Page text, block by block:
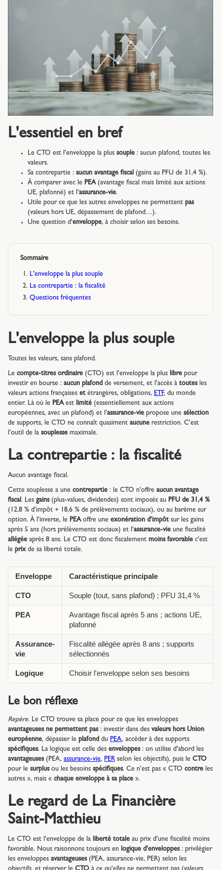
L'essentiel en bref
Le CTO est l'enveloppe la plus souple : aucun plafond, toutes les
valeurs.
Sa contrepartie : aucun avantage fiscal (gains au PFU de 31,4 %).
À comparer avec le PEA(avantage fiscal mais limité aux actions
UE, plafonné) et l'assurance-vie.
Utile pour ce que les autres enveloppes ne permettent pas
(valeurs hors UE, dépassement de plafond…).
Une question d'enveloppe, à choisir selon ses besoins.
Sommaire
L'enveloppe la plus souple
La contrepartie : la fiscalité
Questions fréquentes
L'enveloppe la plus souple
Toutes les valeurs, sans plafond.
Le compte-titres ordinaire (CTO) est l'enveloppe la plus libre pour
investir en bourse : aucun plafond de versement, et l'accès à toutesles
valeurs actions françaises etétrangères, obligations, ETF, du monde
entier. Là où le PEAest limité (essentiellement aux actions
européennes, avec un plafond) et l'assurance-vie propose une sélection
de supports, le CTO ne connaît quasiment aucune restriction. C'est
l'outil de la souplesse maximale.
La contrepartie : la fiscalité
Aucun avantage fiscal.
Cette souplesse a une contrepartie : le CTO n'offre aucun avantage
fiscal. Les gains(plus-values, dividendes) sont imposés au PFU de 31,4 %
(12,8 % d'impôt + 18,6 % de prélèvements sociaux), ou au barème sur
option. À l'inverse, le PEAoffre une exonération d'impôtsur les gains
après 5 ans (hors prélèvements sociaux) et l'assurance-vie une fiscalité
allégée après 8 ans. Le CTO est donc fiscalement moins favorable c'est
le prixde sa liberté totale.
Enveloppe Caractéristique principale
CTO Souple (tout, sans plafond) ; PFU 31,4 %
PEA
Avantage fiscal après 5 ans ; actions UE,
plafonné
Assurance-
vie
Fiscalité allégée après 8 ans ; supports
sélectionnés
Logique Choisir l'enveloppe selon ses besoins
Le bon réflexe
Repère. Le CTO trouve sa place pour ce que les enveloppes
avantageuses ne permettent pas: investir dans des valeurs hors Union
européenne, dépasser le plafond du PEA, accéder à des supports
spécifiques. La logique est celle des enveloppes: on utilise d'abord les
avantageuses(PEA, assurance-vie, PERselon les objectifs), puis le CTO
pour le surplusou les besoins spécifiques. Ce n'est pas « CTO contre les
autres », mais « chaque enveloppe à sa place ».
Le regard de La Financière
Saint-Matthieu
Le CTO est l'enveloppe de la liberté totale au prix d'une fiscalité moins
favorable. Nous raisonnons toujours en logique d'enveloppes: privilégier
les enveloppes avantageuses(PEA, assurance-vie, PER) selon les